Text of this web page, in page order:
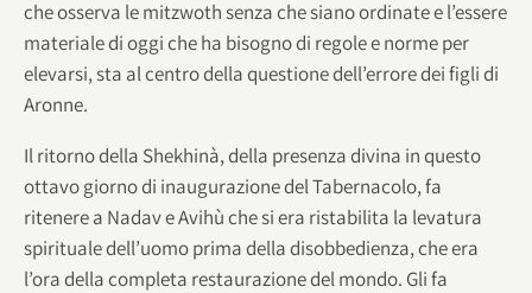
che osserva le mitzwoth senza che siano ordinate e l’essere
materiale di oggi che ha bisogno di regole e norme per
elevarsi, sta al centro della questione dell’errore dei figli di
Aronne.
Il ritorno della Shekhinà, della presenza divina in questo
ottavo giorno di inaugurazione del Tabernacolo, fa
ritenere a Nadav e Avihù che si era ristabilita la levatura
spirituale dell’uomo prima della disobbedienza, che era
l’ora della completa restaurazione del mondo. Gli fa